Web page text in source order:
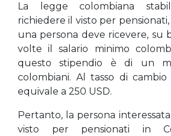
La legge colombiana
richiedere il visto per pensionati,
una persona deve ricevere, su
volte il salario minimo
questo stipendio è di un
colombiani. Al tasso di
equivale a 250 USD.
Pertanto, la persona
visto per pensionati in